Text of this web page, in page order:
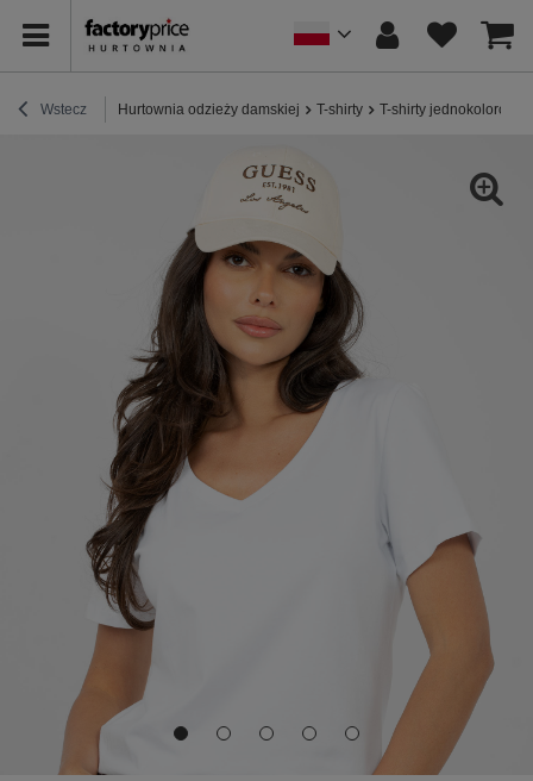
Wstecz Hurtownia odzieży damskiej T-shirty T-shirty jednokolorowe